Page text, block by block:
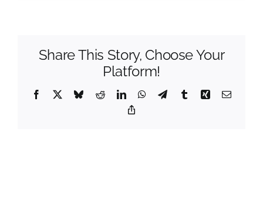
Share This Story, Choose Your
Platform!
Facebook BlueskyRedditLinkedInWhatsApp
TelegramTumblrXing Email